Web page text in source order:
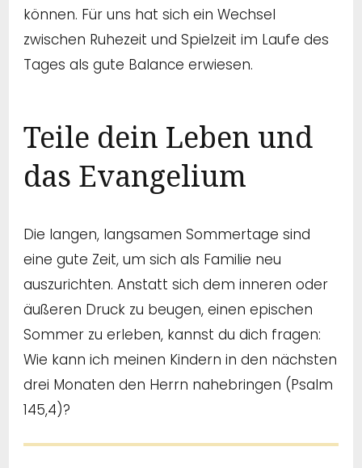
können. Für uns hat sich ein Wechsel
zwischen Ruhezeit und Spielzeit im Laufe des
Tages als gute Balance erwiesen.
Teile dein Leben und
das Evangelium
Die langen, langsamen Sommertage sind
eine gute Zeit, um sich als Familie neu
auszurichten. Anstatt sich dem inneren oder
äußeren Druck zu beugen, einen epischen
Sommer zu erleben, kannst du dich fragen:
Wie kann ich meinen Kindern in den nächsten
drei Monaten den Herrn nahebringen (Psalm
145,4)?